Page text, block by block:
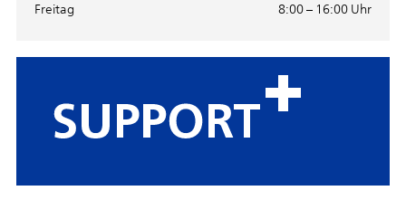
Freitag
8:00 – 16:00 Uhr